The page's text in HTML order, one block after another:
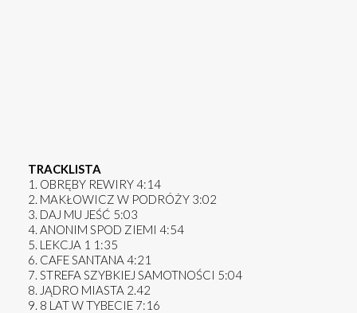
TRACKLISTA
1. OBRĘBY REWIRY 4:14
2. MAKŁOWICZ W PODRÓŻY 3:02
3. DAJ MU JEŚĆ 5:03
4. ANONIM SPOD ZIEMI 4:54
5. LEKCJA 1 1:35
6. CAFE SANTANA 4:21
7. STREFA SZYBKIEJ SAMOTNOŚCI 5:04
8. JĄDRO MIASTA 2.42
9. 8 LAT W TYBECIE 7:16